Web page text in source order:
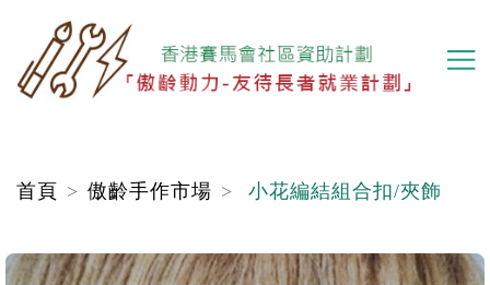
主
內
首頁 傲齡手作市場 小花編結組合扣/夾飾